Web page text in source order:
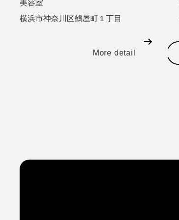
美容室
横浜市神奈川区鶴屋町１丁目
More detail